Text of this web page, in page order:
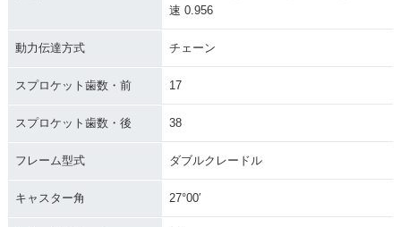
速 0.956
動力伝達方式 チェーン
スプロケット歯数・前 17
スプロケット歯数・後 38
フレーム型式 ダブルクレードル
キャスター角 27°00′